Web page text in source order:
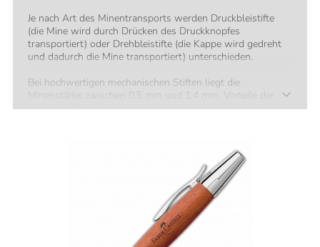
Je nach Art des Minentransports werden Druckbleistifte
(die Mine wird durch Drücken des Druckknopfes
transportiert) oder Drehbleistifte (die Kappe wird gedreht
und dadurch die Mine transportiert) unterschieden.
Bei hochwertigen mechanischen Stiften liegt die
Minenstärke zwischen 0,5 mm und 1,4 mm. Vorteile der
Drehbleistifte sind der direkt trockene Farbauftrag sowie
Der optimal passende Drehbleistift kann, neben dem
Design, anhand folgender Faktoren gefunden werden: